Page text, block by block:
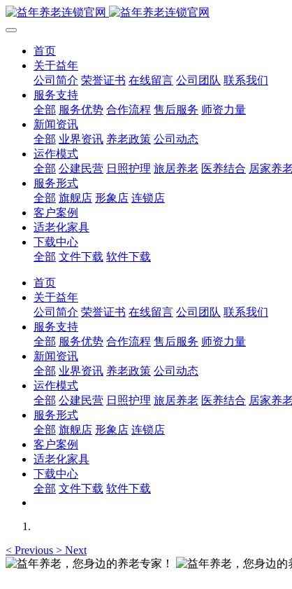
首页
关于益年
公司简介 荣誉证书 在线留言 公司团队 联系我们
服务支持
全部 服务优势 合作流程 售后服务 师资力量
新闻资讯
全部 业界资讯 养老政策 公司动态
运作模式
全部 公建民营 日照护理 旅居养老 医养结合 居家养
服务形式
全部 旗舰店 形象店 连锁店
客户案例
适老化家具
下载中心
全部 文件下载 软件下载
首页
关于益年
公司简介 荣誉证书 在线留言 公司团队 联系我们
服务支持
全部 服务优势 合作流程 售后服务 师资力量
新闻资讯
全部 业界资讯 养老政策 公司动态
运作模式
全部 公建民营 日照护理 旅居养老 医养结合 居家养
服务形式
全部 旗舰店 形象店 连锁店
客户案例
适老化家具
下载中心
全部 文件下载 软件下载
< Previous > Next